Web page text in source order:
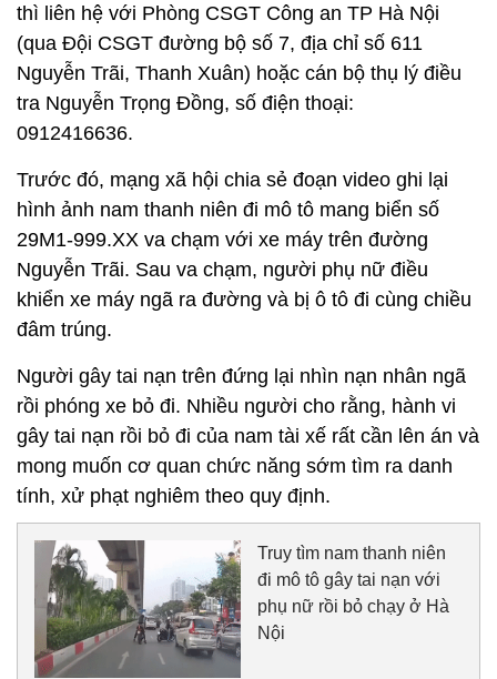
thì liên hệ với Phòng CSGT Công an TP Hà Nội
(qua Đội CSGT đường bộ số 7, địa chỉ số 611
Nguyễn Trãi, Thanh Xuân) hoặc cán bộ thụ lý điều
tra Nguyễn Trọng Đồng, số điện thoại:
0912416636.
Trước đó, mạng xã hội chia sẻ đoạn video ghi lại
hình ảnh nam thanh niên đi mô tô mang biển số
29M1-999.XX va chạm với xe máy trên đường
Nguyễn Trãi. Sau va chạm, người phụ nữ điều
khiển xe máy ngã ra đường và bị ô tô đi cùng chiều
đâm trúng.
Người gây tai nạn trên đứng lại nhìn nạn nhân ngã
rồi phóng xe bỏ đi. Nhiều người cho rằng, hành vi
gây tai nạn rồi bỏ đi của nam tài xế rất cần lên án và
mong muốn cơ quan chức năng sớm tìm ra danh
tính, xử phạt nghiêm theo quy định.
Truy tìm nam thanh niên
đi mô tô gây tai nạn với
phụ nữ rồi bỏ chạy ở Hà
Nội